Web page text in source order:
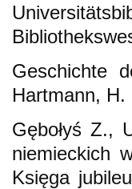
Geschichte
Hartmann,
Gębołyś Z.,
niemieckich
Księga